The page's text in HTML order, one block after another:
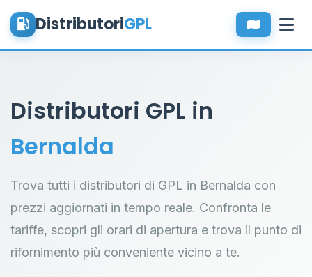
DistributoriGPL
Distributori GPL in
Bernalda
Trova tutti i distributori di GPL in Bernalda con
prezzi aggiornati in tempo reale. Confronta le
tariffe, scopri gli orari di apertura e trova il punto di
rifornimento più conveniente vicino a te.